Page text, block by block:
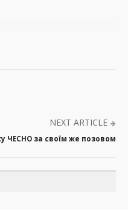
NEXT ARTICLE
ЧЕСНО за своїм же позовом